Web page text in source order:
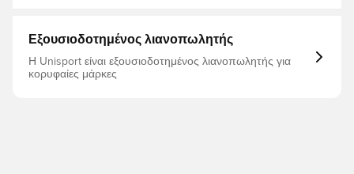
Εξουσιοδοτημένος λιανοπωλητής
Η Unisport είναι εξουσιοδοτημένος λιανοπωλητής για
κορυφαίες μάρκες